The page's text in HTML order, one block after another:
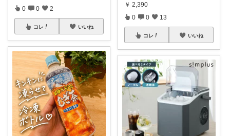
0 0 2
コレ いいね
￥ 2,390
0 0 13
コレ いいね